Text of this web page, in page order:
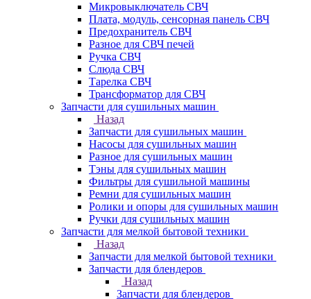
Микровыключатель СВЧ
Плата, модуль, сенсорная панель СВЧ
Предохранитель СВЧ
Разное для СВЧ печей
Ручка СВЧ
Слюда СВЧ
Тарелка СВЧ
Трансформатор для СВЧ
Запчасти для сушильных машин
Назад
Запчасти для сушильных машин
Насосы для сушильных машин
Разное для сушильных машин
Тэны для сушильных машин
Фильтры для сушильной машины
Ремни для сушильных машин
Ролики и опоры для сушильных машин
Ручки для сушильных машин
Запчасти для мелкой бытовой техники
Назад
Запчасти для мелкой бытовой техники
Запчасти для блендеров
Назад
Запчасти для блендеров